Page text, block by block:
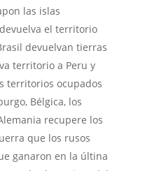
las islas
el territorio
devuelvan tierras
territorio a Peru y
territorios ocupados
Bélgica, los
recupere los
que los rusos
ganaron en la últina